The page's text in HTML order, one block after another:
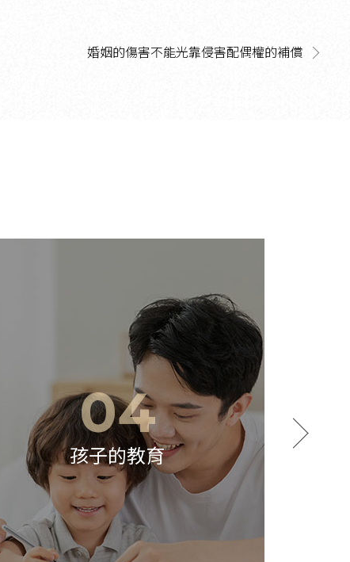
婚姻的傷害不能光靠侵害配偶權的補償
05
婚姻挽回